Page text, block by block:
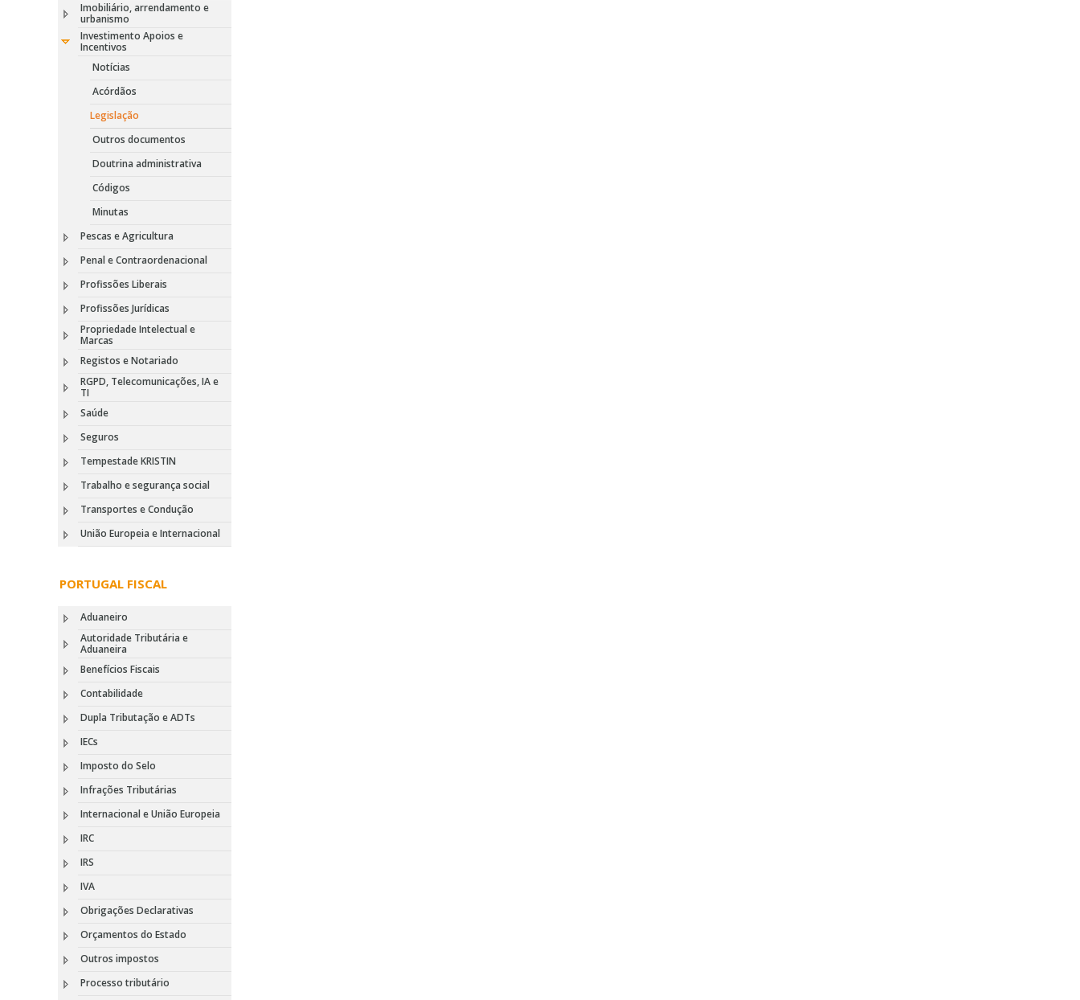
Imobiliário, arrendamento e
urbanismo
Investimento Apoios e
Incentivos
Notícias
Acórdãos
Legislação
Outros documentos
Doutrina administrativa
Códigos
Minutas
Pescas e Agricultura
Penal e Contraordenacional
Profissões Liberais
Profissões Jurídicas
Propriedade Intelectual e
Marcas
Registos e Notariado
RGPD, Telecomunicações, IA e
TI
Saúde
Seguros
Tempestade KRISTIN
Trabalho e segurança social
Transportes e Condução
União Europeia e Internacional
PORTUGAL FISCAL
Aduaneiro
Autoridade Tributária e
Aduaneira
Benefícios Fiscais
Contabilidade
Dupla Tributação e ADTs
IECs
Imposto do Selo
Infrações Tributárias
Internacional e União Europeia
IRC
IRS
IVA
Obrigações Declarativas
Orçamentos do Estado
Outros impostos
Processo tributário